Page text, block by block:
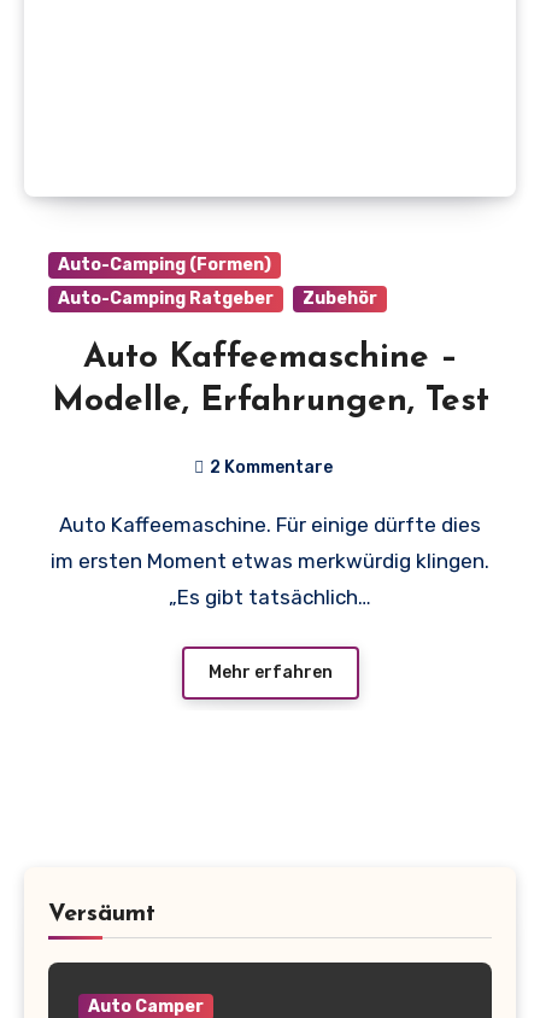
Auto-Camping (Formen)
Auto-Camping Ratgeber
Zubehör
Auto Kaffeemaschine –
Modelle, Erfahrungen, Test
2 Kommentare
Auto Kaffeemaschine. Für einige dürfte dies
im ersten Moment etwas merkwürdig klingen.
„Es gibt tatsächlich…
Mehr erfahren
Versäumt
Auto Camper